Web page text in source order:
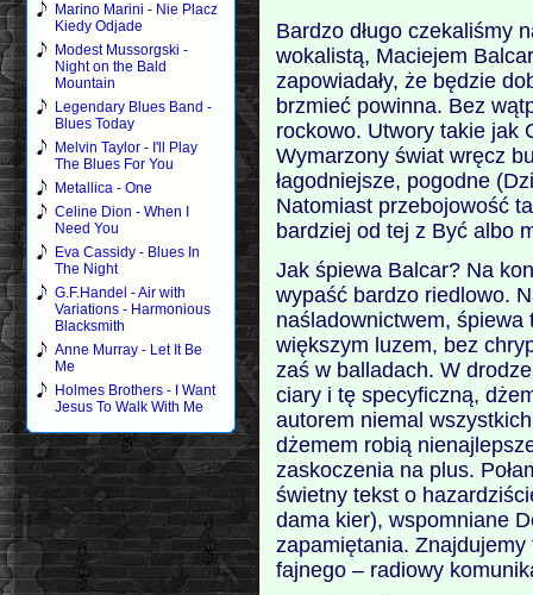
Marino Marini - Nie Placz
Kiedy Odjade
Modest Mussorgski -
Night on the Bald
Mountain
Legendary Blues Band -
Blues Today
Melvin Taylor - I'll Play
The Blues For You
Metallica - One
Celine Dion - When I
Need You
Eva Cassidy - Blues In
The Night
G.F.Handel - Air with
Variations - Harmonious
Blacksmith
Anne Murray - Let It Be
Me
Holmes Brothers - I Want
Jesus To Walk With Me
Bardzo długo czekaliśmy
wokalistą, Maciejem
zapowiadały, że będzie
brzmieć powinna. Bez
rockowo. Utwory takie jak
Wymarzony świat wręcz
łagodniejsze, pogodne
Natomiast przebojowość
bardziej od tej z Być albo
Jak śpiewa Balcar? Na
wypaść bardzo riedlowo.
naśladownictwem, śpiewa
większym luzem, bez
zaś w balladach. W
ciary i tę specyficzną,
autorem niemal
dżemem robią
zaskoczenia na plus.
świetny tekst o
dama kier), wspomniane
zapamiętania.
fajnego – radiowy